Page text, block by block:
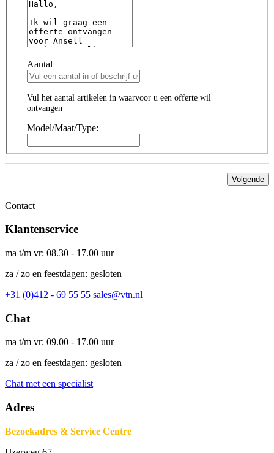
Aantal
Vul het aantal artikelen in waarvoor u een offerte wil
ontvangen
Model/Maat/Type:
Volgende
Contact
Klantenservice
ma t/m vr: 08.30 - 17.00 uur
za / zo en feestdagen: gesloten
+31 (0)412 - 69 55 55 sales@vtn.nl
Chat
ma t/m vr: 09.00 - 17.00 uur
za / zo en feestdagen: gesloten
Chat met een specialist
Adres
Bezoekadres & Service Centre